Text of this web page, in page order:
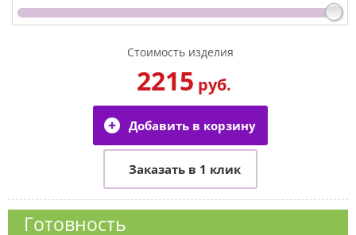
Стоимость изделия
2215 руб.
Готовность